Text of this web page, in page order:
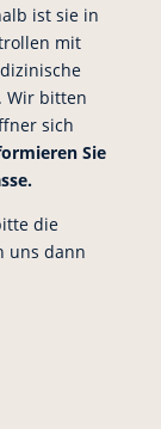
ist sie in
mit
Wir bitten
sich
Sie
die
uns dann